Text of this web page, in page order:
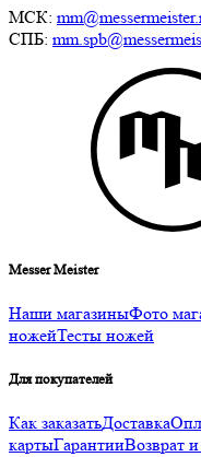
МСК:
СПБ:
Messer Meister
Наши магазиныФото
ножейТесты ножей
Для покупателей
Как заказатьДоставка
картыГарантииВозврат